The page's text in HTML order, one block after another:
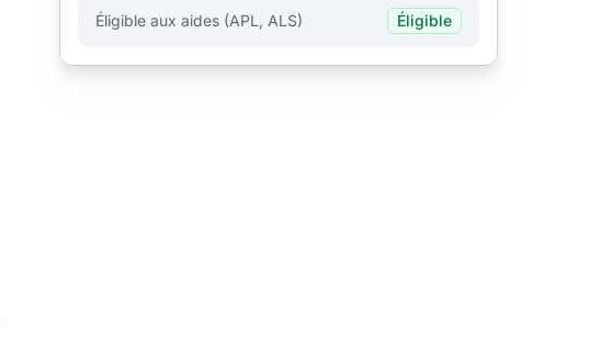
Éligible aux aides (APL, ALS) Éligible